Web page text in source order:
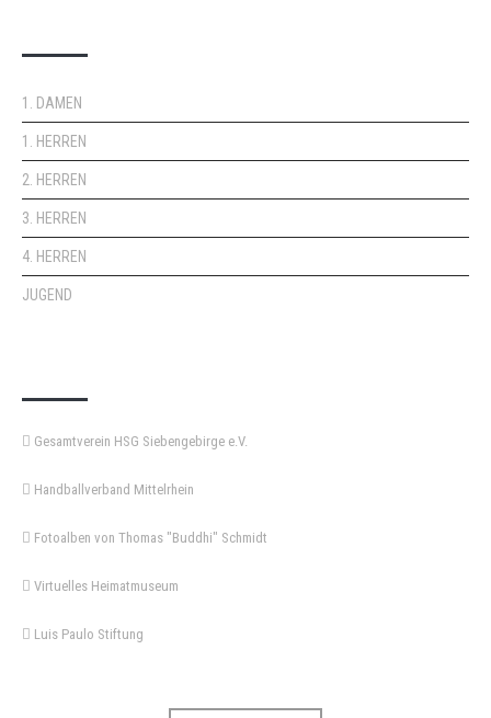
1. DAMEN
1. HERREN
2. HERREN
3. HERREN
4. HERREN
JUGEND
Gesamtverein HSG Siebengebirge e.V.
Handballverband Mittelrhein
Fotoalben von Thomas "Buddhi" Schmidt
Virtuelles Heimatmuseum
Luis Paulo Stiftung